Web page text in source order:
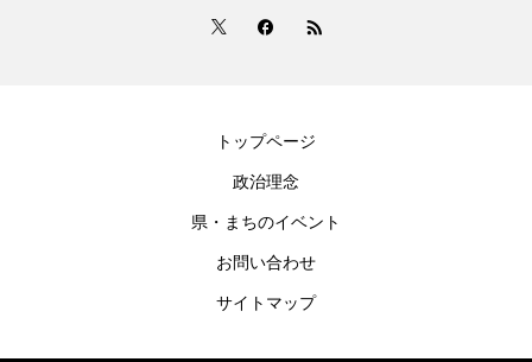
トップページ
政治理念
県・まちのイベント
お問い合わせ
サイトマップ